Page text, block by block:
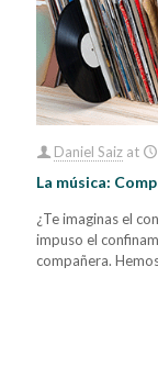
Daniel Saiz at
La música:
¿Te imaginas el
impuso el
compañera.